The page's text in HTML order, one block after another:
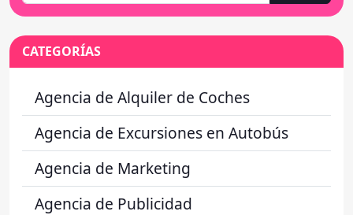
CATEGORÍAS
Agencia de Alquiler de Coches
Agencia de Excursiones en Autobús
Agencia de Marketing
Agencia de Publicidad